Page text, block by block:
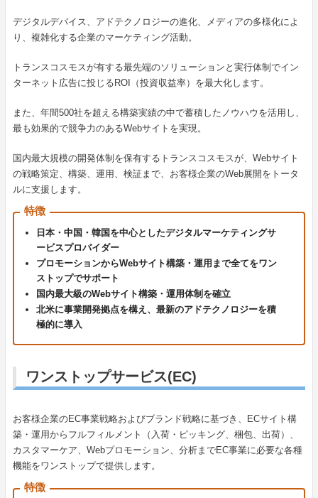
デジタルデバイス、アドテクノロジーの進化、メディアの多様化によ
り、複雑化する企業のマーケティング活動。
トランスコスモスが有する最先端のソリューションと実行体制でイン
ターネット広告に投じるROI（投資収益率）を最大化します。
また、年間500社を超える構築実績の中で蓄積したノウハウを活用し、
最も効果的で競争力のあるWebサイトを実現。
国内最大規模の開発体制を保有するトランスコスモスが、Webサイト
の戦略策定、構築、運用、検証まで、お客様企業のWeb展開をトータ
ルに支援します。
特徴
日本・中国・韓国を中心としたデジタルマーケティングサ
ービスプロバイダー
プロモーションからWebサイト構築・運用まで全てをワン
ストップでサポート
国内最大級のWebサイト構築・運用体制を確立
北米に事業開発拠点を構え、最新のアドテクノロジーを積
極的に導入
ワンストップサービス(EC)
お客様企業のEC事業戦略およびブランド戦略に基づき、ECサイト構
築・運用からフルフィルメント（入荷・ピッキング、梱包、出荷）、
カスタマーケア、Webプロモーション、分析までEC事業に必要な各種
機能をワンストップで提供します。
特徴